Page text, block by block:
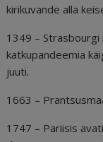
kirikuvande alla
1349 –
katkupandeemia
juuti.
1663 –
1747 – Pariisis